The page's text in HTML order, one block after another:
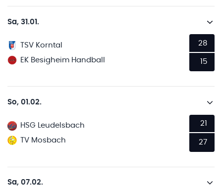
Sa, 31.01.
TSV Korntal
EK Besigheim Handball
28
15
So, 01.02.
HSG Leudelsbach
TV Mosbach
21
27
Sa, 07.02.